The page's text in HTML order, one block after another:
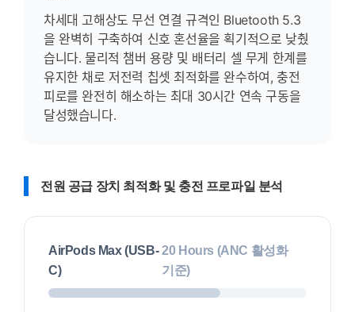
차세대 고해상도 무선 연결 규격인 Bluetooth 5.3
을 완벽히 구축하여 신호 혼선율을 획기적으로 낮췄
습니다. 물리적 챔버 용량 및 배터리 셀 무게 한계를
유지한 채로 저전력 칩셋 최적화를 완수하여, 충전
피로를 완전히 해소하는 최대 30시간 연속 구동을
달성했습니다.
전원 공급 장치 최적화 및 충전 프로파일 분석
AirPods Max (USB-
C)
20 Hours (ANC 활성화
기준)